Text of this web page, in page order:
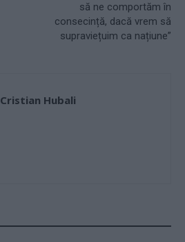
să ne comportăm în
consecință, dacă vrem să
supraviețuim ca națiune”
Cristian Hubali